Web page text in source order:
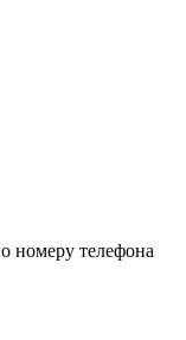
номеру телефона